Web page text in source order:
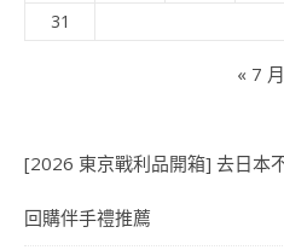
31
« 7 月
[2026 東京戰利品開箱] 去日本
回購伴手禮推薦